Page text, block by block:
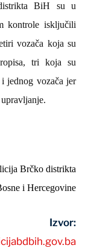
BiH su u
kontrole isključili
vozača koja su
tri koja su
jednog vozača jer
Brčko distrikta
i Hercegovine
Izvor: